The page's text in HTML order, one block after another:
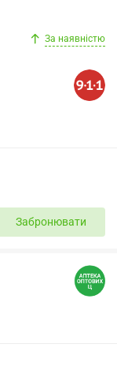
За наявністю
Забронювати